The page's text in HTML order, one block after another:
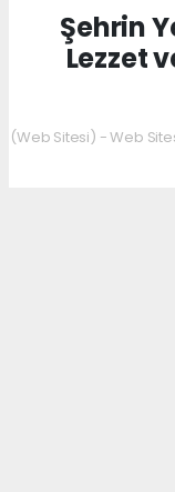
Şehrin
Lezzet
(Web Sitesi) - Web